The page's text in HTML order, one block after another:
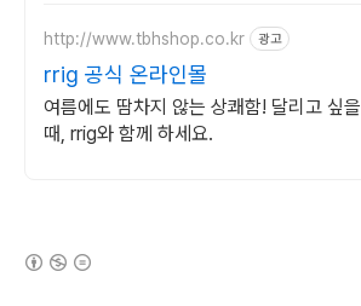
http://www.tbhshop.co.kr 광고
rrig 공식 온라인몰
여름에도 땀차지 않는 상쾌함! 달리고 싶을
때, rrig와 함께 하세요.